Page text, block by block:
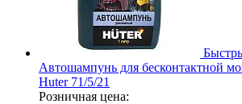
Автошампунь для бесконтактной
Huter 71/5/21
Розничная цена: